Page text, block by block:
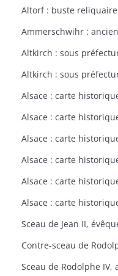
Ammerschwihr :
Altkirch : sous
Altkirch : sous
Alsace : carte
Alsace : carte
Alsace : carte
Alsace : carte
Alsace : carte
Alsace : carte
Sceau de Jean II,
Contre-sceau de
Sceau de Rodolphe IV,